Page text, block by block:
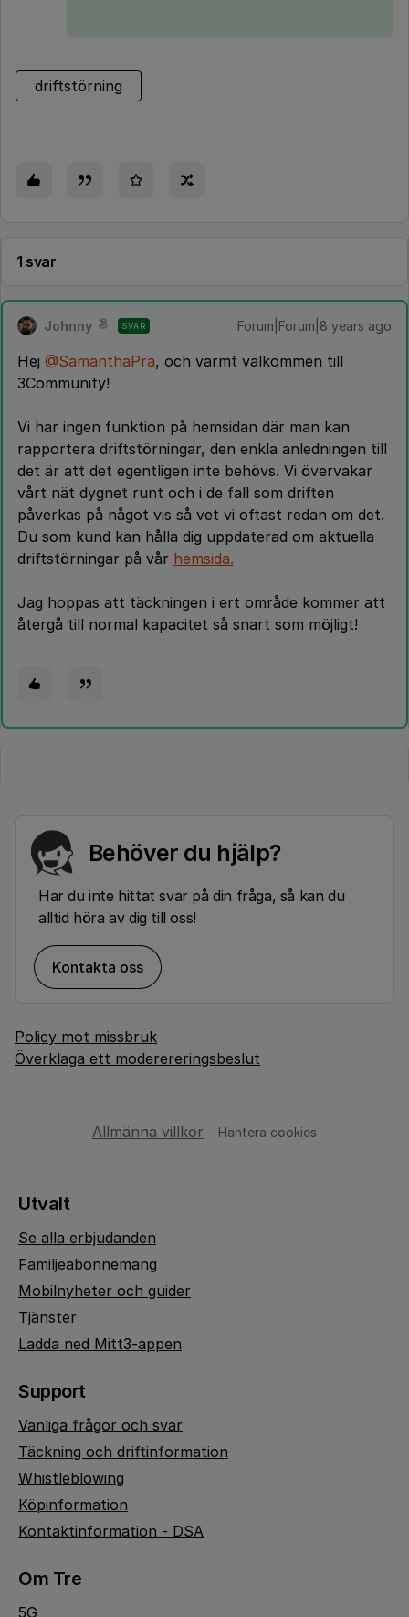
driftstörning
1 svar
Johnny SVAR Forum|Forum|8 years ago
Hej @SamanthaPra, och varmt välkommen till
3Community!
Vi har ingen funktion på hemsidan där man kan
rapportera driftstörningar, den enkla anledningen till
det är att det egentligen inte behövs. Vi övervakar
vårt nät dygnet runt och i de fall som driften
påverkas på något vis så vet vi oftast redan om det.
Du som kund kan hålla dig uppdaterad om aktuella
driftstörningar på vår hemsida.
Jag hoppas att täckningen i ert område kommer att
återgå till normal kapacitet så snart som möjligt!
Behöver du hjälp?
Har du inte hittat svar på din fråga, så kan du
alltid höra av dig till oss!
Kontakta oss
Policy mot missbruk
Överklaga ett moderereringsbeslut
Allmänna villkor Hantera cookies
Utvalt
Se alla erbjudanden
Familjeabonnemang
Mobilnyheter och guider
Tjänster
Ladda ned Mitt3-appen
Support
Vanliga frågor och svar
Täckning och driftinformation
Whistleblowing
Köpinformation
Kontaktinformation - DSA
Om Tre
5G